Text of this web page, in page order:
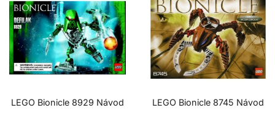
LEGO Bionicle 8929 Návod LEGO Bionicle 8745 Návod